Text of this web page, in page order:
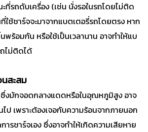
ที่รถดับเครื่อง (เช่น นั่งรอในรถโดยไม่ติด
ใช้ชาร์จจะมาจากแบตเตอรี่รถโดยตรง หาก
ร้อมกัน หรือใช้เป็นเวลานาน อาจทำให้แบ
ไม่ติดได้
สะสม
ซึ่งมักจอดกลางแดดหรือในอุณหภูมิสูง อาจ
ป เพราะต้องเจอกับความร้อนจากภายนอก
รชาร์จเอง ซึ่งอาจทำให้เกิดความเสียหาย